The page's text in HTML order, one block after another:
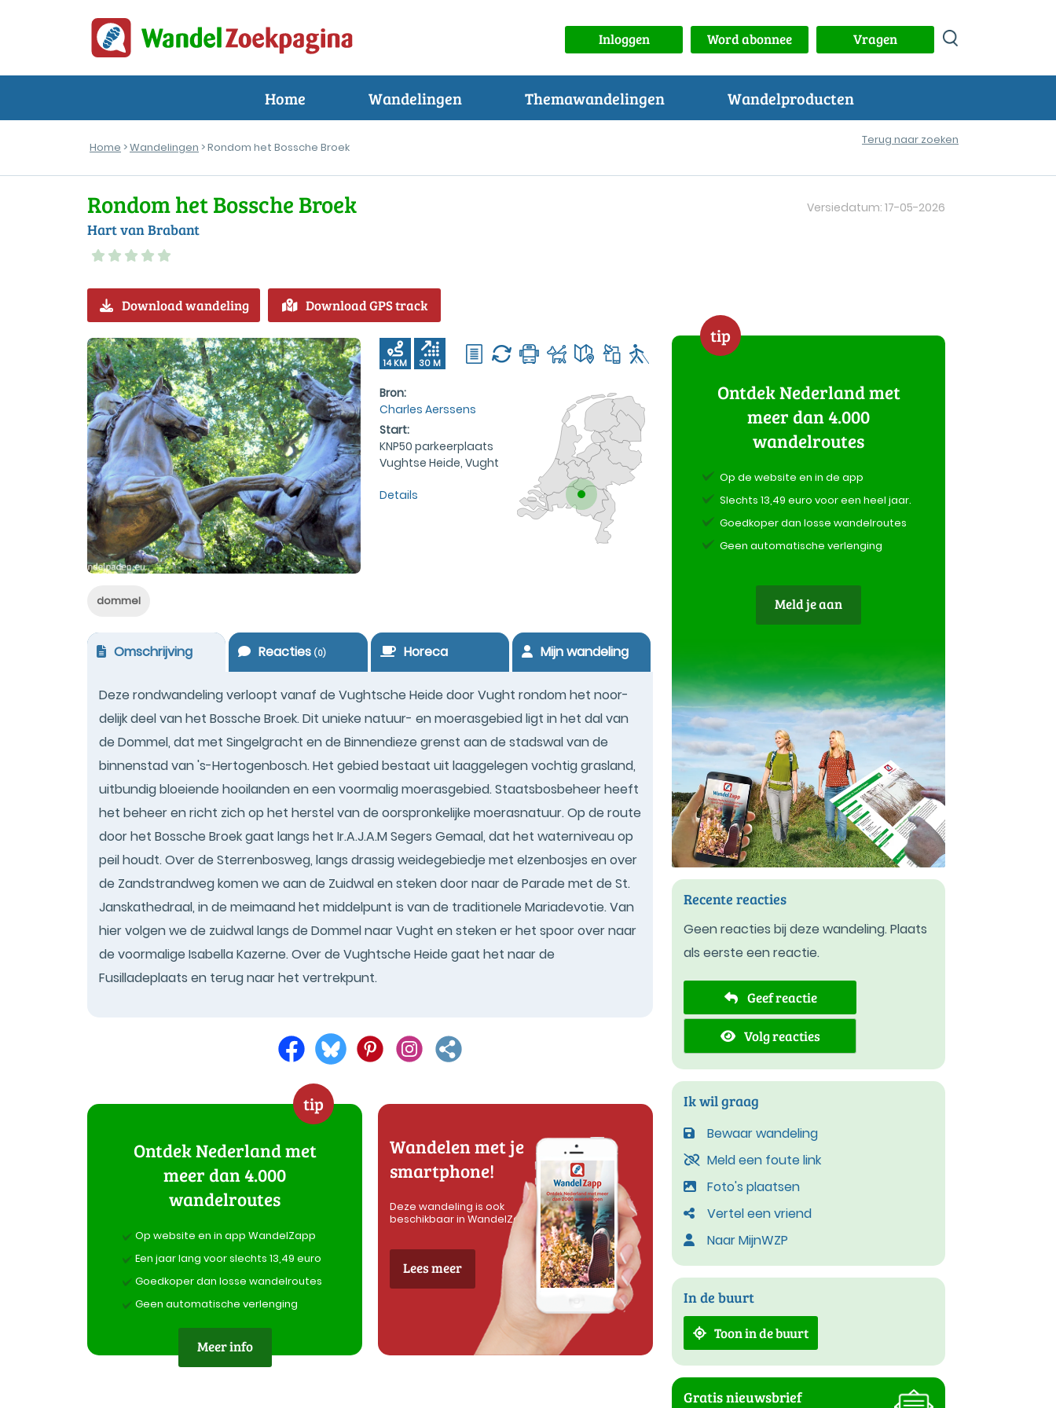
Inloggen Word abonnee Vragen
Home Wandelingen Themawandelingen Wandelproducten
Home >Wandelingen > Rondom het Bossche Broek
Terug naar zoeken
Rondom het Bossche Broek
Hart van Brabant
Versiedatum: 17-05-2026
Download wandeling Download GPS track
14 KM 30 M
Bron:
Charles Aerssens
Start:
KNP50 parkeerplaats
Vughtse Heide, Vught
Details
dommel
Omschrijving Reacties(0) Horeca Mijn wandeling
Deze rondwandeling verloopt vanaf de Vughtsche Heide door Vught rondom het noor-
delijk deel van het Bossche Broek. Dit unieke natuur- en moerasgebied ligt in het dal van
de Dommel, dat met Singelgracht en de Binnendieze grenst aan de stadswal van de
binnenstad van 's-Hertogenbosch. Het gebied bestaat uit laaggelegen vochtig grasland,
uitbundig bloeiende hooilanden en een voormalig moerasgebied. Staatsbosbeheer heeft
het beheer en richt zich op het herstel van de oorspronkelijke moerasnatuur. Op de route
door het Bossche Broek gaat langs het Ir.A.J.A.M Segers Gemaal, dat het waterniveau op
peil houdt. Over de Sterrenbosweg, langs drassig weidegebiedje met elzenbosjes en over
de Zandstrandweg komen we aan de Zuidwal en steken door naar de Parade met de St.
Janskathedraal, in de meimaand het middelpunt is van de traditionele Mariadevotie. Van
hier volgen we de zuidwal langs de Dommel naar Vught en steken er het spoor over naar
de voormalige Isabella Kazerne. Over de Vughtsche Heide gaat het naar de
Fusilladeplaats en terug naar het vertrekpunt.
tip
Ontdek Nederland met
meer dan 4.000
wandelroutes
Op website en in app WandelZapp
Een jaar lang voor slechts 13,49 euro
Goedkoper dan losse wandelroutes
Geen automatische verlenging
Meer info
Wandelen met je
smartphone!
Deze wandeling is ook
beschikbaar in WandelZapp
Lees meer
tip
Ontdek Nederland met
meer dan 4.000
wandelroutes
Op de website en in de app
Slechts 13,49 euro voor een heel jaar.
Goedkoper dan losse wandelroutes
Geen automatische verlenging
Meld je aan
Recente reacties
Geen reacties bij deze wandeling. Plaats
als eerste een reactie.
Geef reactie
Volg reacties
Ik wil graag
Bewaar wandeling
Meld een foute link
Foto's plaatsen
Vertel een vriend
Naar MijnWZP
In de buurt
Toon in de buurt
Gratis nieuwsbrief